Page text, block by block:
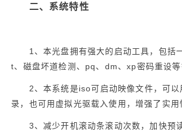
二、系统特性
1 、本光盘拥有强大的启动工具，包括
t、磁盘坏道检测、 pq 、 dm 、xp 密码重设
2 、本系统是iso可启动映像文件，可以
录，也可用虚拟光驱载入使用，增强了实用
3 、减少开机滚动条滚动次数，加快预